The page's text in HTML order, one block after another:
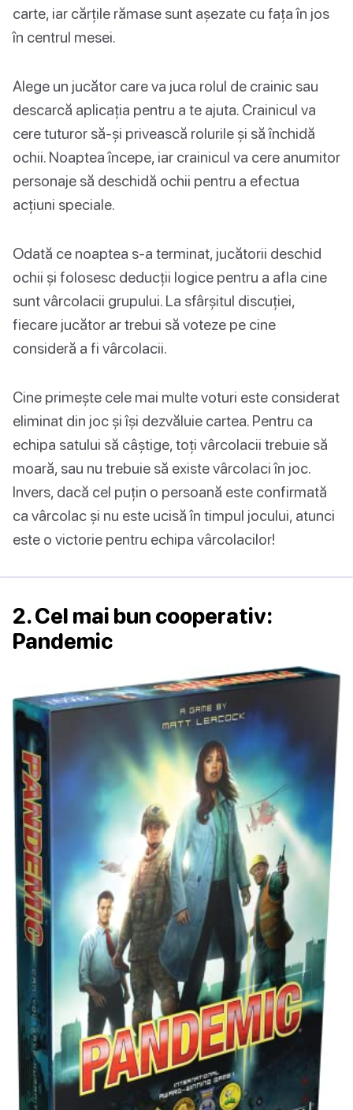
carte, iar cărțile rămase sunt așezate cu fața în jos
în centrul mesei.
Alege un jucător care va juca rolul de crainic sau
descarcă aplicația pentru a te ajuta. Crainicul va
cere tuturor să-și privească rolurile și să închidă
ochii. Noaptea începe, iar crainicul va cere anumitor
personaje să deschidă ochii pentru a efectua
acțiuni speciale.
Odată ce noaptea s-a terminat, jucătorii deschid
ochii și folosesc deducții logice pentru a afla cine
sunt vârcolacii grupului. La sfârșitul discuției,
fiecare jucător ar trebui să voteze pe cine
consideră a fi vârcolacii.
Cine primește cele mai multe voturi este considerat
eliminat din joc și își dezvăluie cartea. Pentru ca
echipa satului să câștige, toți vârcolacii trebuie să
moară, sau nu trebuie să existe vârcolaci în joc.
Invers, dacă cel puțin o persoană este confirmată
ca vârcolac și nu este ucisă în timpul jocului, atunci
este o victorie pentru echipa vârcolacilor!
2. Cel mai bun cooperativ:
Pandemic